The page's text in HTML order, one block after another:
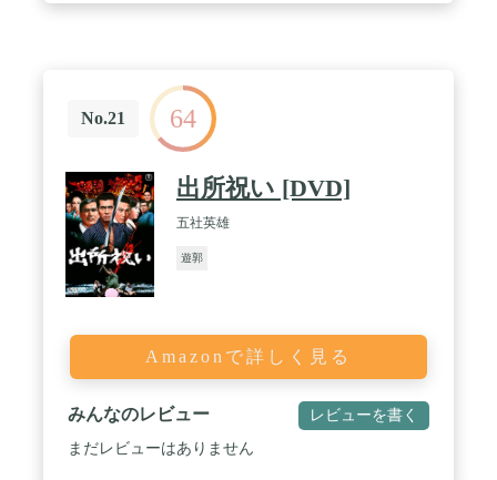
No.21 64
出所祝い [DVD]
五社英雄
遊郭
Amazonで詳しく見る
みんなのレビュー レビューを書く
まだレビューはありません